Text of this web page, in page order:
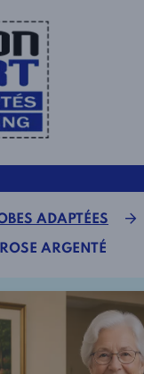
ADAPTÉES
ARGENTÉ